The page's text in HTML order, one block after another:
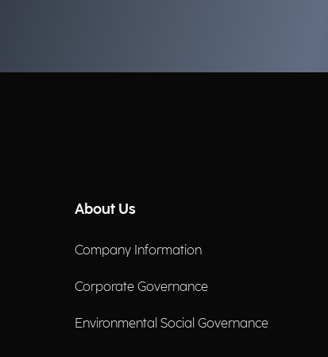
About Us
Company Information
Corporate Governance
Environmental Social Governance